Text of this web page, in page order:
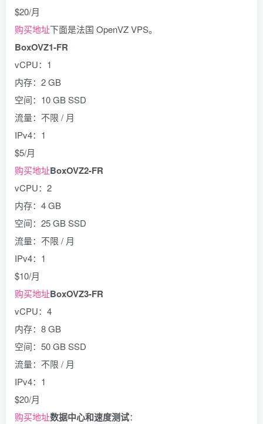
$20/月
购买地址下面是法国 OpenVZ VPS。
BoxOVZ1-FR
vCPU：1
内存：2 GB
空间：10 GB SSD
流量：不限 / 月
IPv4：1
$5/月
购买地址BoxOVZ2-FR
vCPU：2
内存：4 GB
空间：25 GB SSD
流量：不限 / 月
IPv4：1
$10/月
购买地址BoxOVZ3-FR
vCPU：4
内存：8 GB
空间：50 GB SSD
流量：不限 / 月
IPv4：1
$20/月
购买地址数据中心和速度测试：